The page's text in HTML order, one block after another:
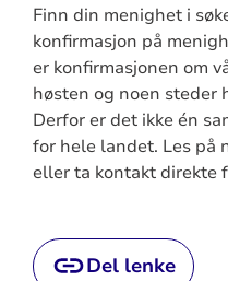
Finn din menighet i
konfirmasjon på
er konfirmasjonen om
høsten og noen steder
Derfor er det ikke én
for hele landet. Les på
eller ta kontakt direkte
Del lenke